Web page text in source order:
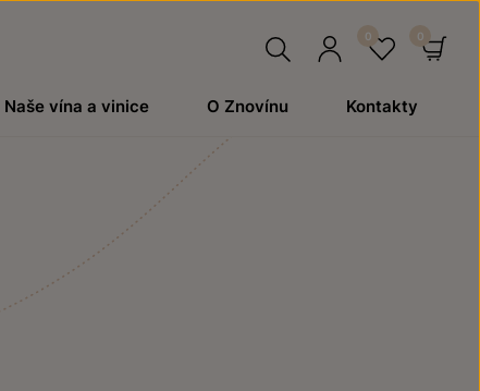
Naše vína a vinice O Znovínu Kontakty